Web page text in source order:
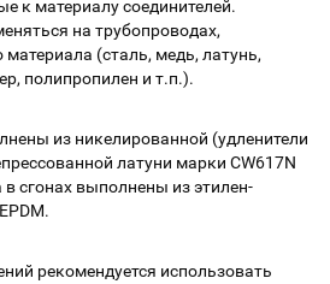
к материалу соединителей.
на трубопроводах,
(сталь, медь, латунь,
полипропилен и т.п.).
из никелированной (удленители
латуни марки СW617N
сгонах выполнены из этилен-
рекомендуется использовать